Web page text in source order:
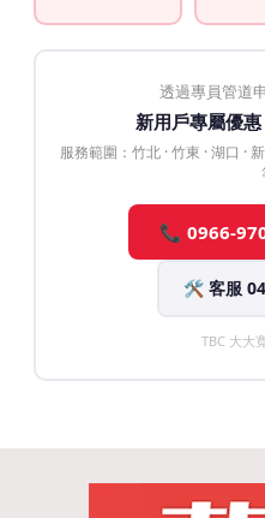
透過專員管道
新用戶專屬優
服務範圍：竹北 · 竹東 · 湖口 ·
📞 0966-
🛠️ 客服
TBC 大大